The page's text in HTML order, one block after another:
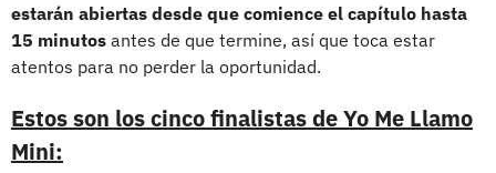
estarán abiertas desde que comience el capítulo hasta
15 minutos antes de que termine, así que toca estar
atentos para no perder la oportunidad.
Estos son los cinco finalistas de Yo Me Llamo
Mini: